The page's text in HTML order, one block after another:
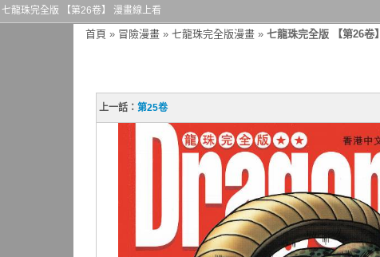
七龍珠完全版 【第26卷】 漫畫線上看
首頁 » 冒險漫畫 » 七龍珠完全版漫畫 » 七龍珠完全版 【第26卷】
上一話： 第25卷